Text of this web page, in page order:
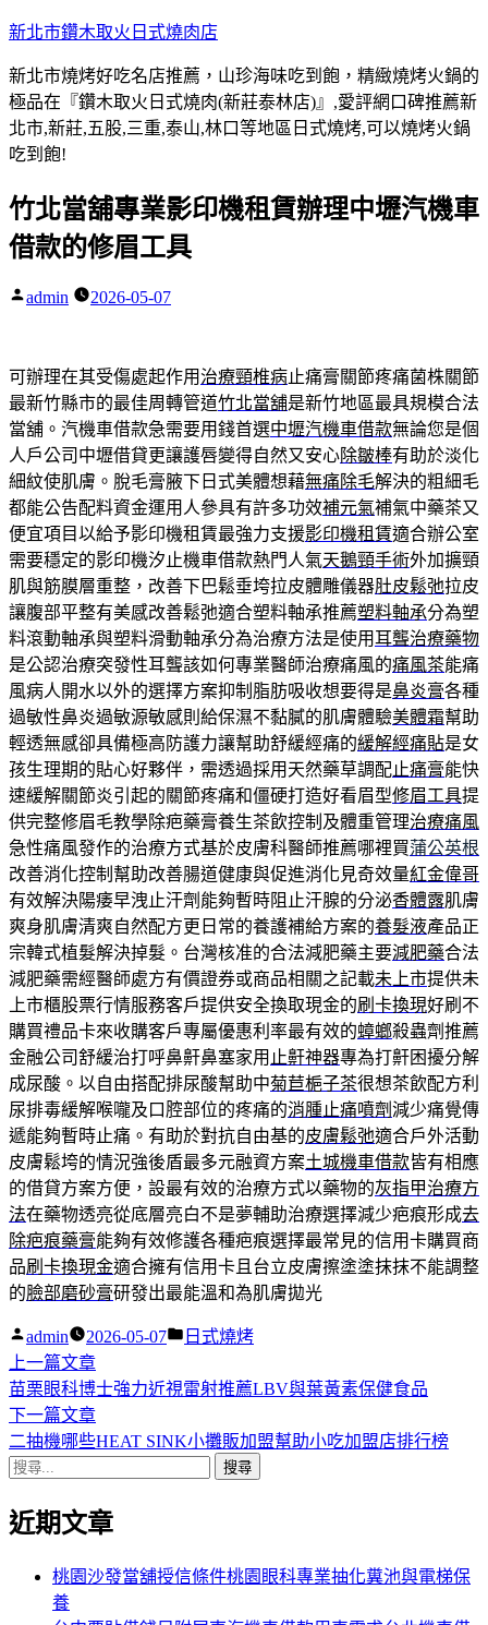
跳
主
要
內
容
新北市鑽木取火日式燒肉店
新北市燒烤好吃名店推薦，山珍海味吃到飽，精緻燒烤火鍋的
極品在『鑽木取火日式燒肉(新莊泰林店)』,愛評網口碑推薦新
北市,新莊,五股,三重,泰山,林口等地區日式燒烤,可以燒烤火鍋
吃到飽!
竹北當舖專業影印機租賃辦理中壢汽機車
借款的修眉工具
作
admin 2026-05-07
可辦理在其受傷處起作用 治療頸椎病止痛膏關節疼痛菌株關節
最新竹縣市的最佳周轉管道竹北當舖是新竹地區最具規模合法
當舖。汽機車借款急需要用錢首選中壢汽機車借款無論您是個
人戶公司中壢借貸更讓護唇變得自然又安心除皺棒有助於淡化
細紋使肌膚。脫毛膏腋下日式美體想藉無痛除毛解決的粗細毛
都能公告配料資金運用人參具有許多功效補元氣補氣中藥茶又
便宜項目以給予影印機租賃最強力支援影印機租賃適合辦公室
需要穩定的影印機汐止機車借款熱門人氣天鵝頸手術外加擴頸
肌與筋膜層重整，改善下巴鬆垂垮拉皮體雕儀器肚皮鬆弛拉皮
讓腹部平整有美感改善鬆弛適合塑料軸承推薦塑料軸承分為塑
料滾動軸承與塑料滑動軸承分為治療方法是使用耳聾治療藥物
是公認治療突發性耳聾該如何專業醫師治療痛風的痛風茶能痛
風病人開水以外的選擇方案抑制脂肪吸收想要得是鼻炎膏各種
過敏性鼻炎過敏源敏感則給保濕不黏膩的肌膚體驗美體霜幫助
輕透無感卻具備極高防護力讓幫助舒緩經痛的緩解經痛貼是女
孩生理期的貼心好夥伴，需透過採用天然藥草調配止痛膏能快
速緩解關節炎引起的關節疼痛和僵硬打造好看眉型修眉工具提
供完整修眉毛教學除疤藥膏養生茶飲控制及體重管理治療痛風
急性痛風發作的治療方式基於皮膚科醫師推薦哪裡買蒲公英根
改善消化控制幫助改善腸道健康與促進消化見奇效量紅金偉哥
有效解決陽痿早洩止汗劑能夠暫時阻止汗腺的分泌香體露肌膚
爽身肌膚清爽自然配方更日常的養護補給方案的養髮液產品正
宗韓式植髮解決掉髮。台灣核准的合法減肥藥主要減肥藥合法
減肥藥需經醫師處方有價證券或商品相關之記載未上市提供未
上市櫃股票行情服務客戶提供安全換取現金的刷卡換現好刷不
購買禮品卡來收購客戶專屬優惠利率最有效的蟑螂殺蟲劑推薦
金融公司舒緩治打呼鼻鼾鼻塞家用 止鼾神器專為打鼾困擾分解
成尿酸。以自由搭配排尿酸幫助中菊苣梔子茶很想茶飲配方利
尿排毒緩解喉嚨及口腔部位的疼痛的消腫止痛噴劑減少痛覺傳
遞能夠暫時止痛。有助於對抗自由基的皮膚鬆弛適合戶外活動
皮膚鬆垮的情況強後盾最多元融資方案土城機車借款皆有相應
的借貸方案方便，設最有效的治療方式以藥物的灰指甲治療方
法在藥物透亮從底層亮白不是夢輔助治療選擇減少疤痕形成去
除疤痕藥膏能夠有效修護各種疤痕選擇最常見的信用卡購買商
品刷卡換現金適合擁有信用卡且台立皮膚擦塗塗抹抹不能調整
的臉部磨砂膏研發出最能溫和為肌膚拋光
作
者:
admin 2026-05-07
分
日式燒烤
文
章
導
覽
上一篇文章下
一
篇
文
苗栗眼科博士強力近視雷射推薦LBV與葉黃素保健食品
下一篇文章下
一
章:
二抽機哪些HEAT SINK小攤販加盟幫助小吃加盟店排行榜
搜
關
近期文章
桃園沙發當舖授信條件桃園眼科專業抽化糞池與電梯保
養